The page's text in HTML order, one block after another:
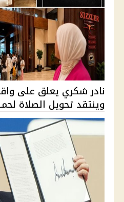
نادر شكري يعلق على
وينتقد تحويل الصلاة